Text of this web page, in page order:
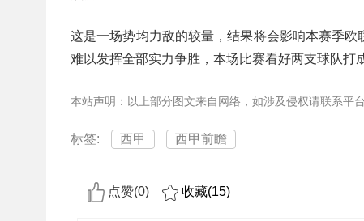
这是一场势均力敌的较量，结果将会影响本赛季
难以发挥全部实力争胜，本场比赛看好两支球队打
本站声明：以上部分图文来自网络，如涉及侵权请联系平
标签: 西甲 西甲前瞻
点赞(0) 收藏(15)